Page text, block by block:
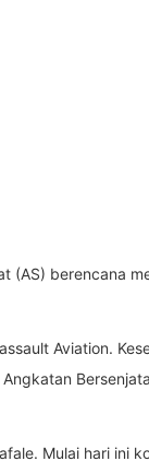
(AS) berencana
Aviation.
Mulai hari ini